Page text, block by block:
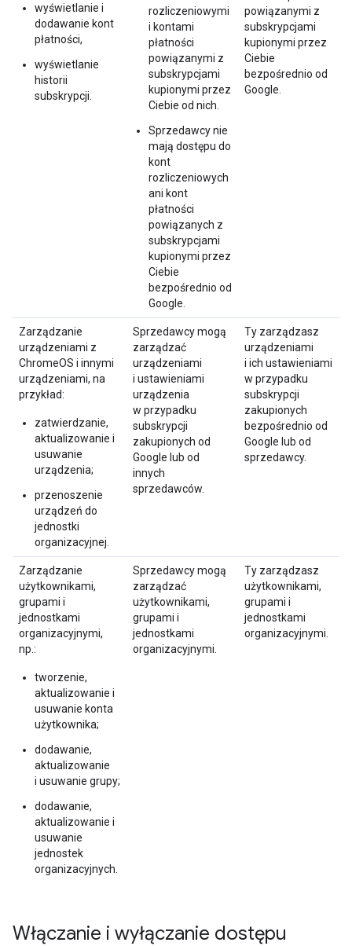
wyświetlanie i
dodawanie kont
płatności,
wyświetlanie
historii
subskrypcji.
rozliczeniowymi
i kontami
płatności
powiązanymi z
subskrypcjami
kupionymi przez
Ciebie od nich.
Sprzedawcy nie
mają dostępu do
kont
rozliczeniowych
ani kont
płatności
powiązanych z
subskrypcjami
kupionymi przez
Ciebie
bezpośrednio od
Google.
powiązanymi z
subskrypcjami
kupionymi przez
Ciebie
bezpośrednio od
Google.
Zarządzanie
urządzeniami z
ChromeOS i innymi
urządzeniami, na
przykład:
zatwierdzanie,
aktualizowanie i
usuwanie
urządzenia;
przenoszenie
urządzeń do
jednostki
organizacyjnej.
Sprzedawcy mogą
zarządzać
urządzeniami
i ustawieniami
urządzenia
w przypadku
subskrypcji
zakupionych od
Google lub od
innych
sprzedawców.
Ty zarządzasz
urządzeniami
i ich ustawieniami
w przypadku
subskrypcji
zakupionych
bezpośrednio od
Google lub od
sprzedawcy.
Zarządzanie
użytkownikami,
grupami i
jednostkami
organizacyjnymi,
np.:
tworzenie,
aktualizowanie i
usuwanie konta
użytkownika;
dodawanie,
aktualizowanie
i usuwanie grupy;
dodawanie,
aktualizowanie i
usuwanie
jednostek
organizacyjnych.
Sprzedawcy mogą
zarządzać
użytkownikami,
grupami i
jednostkami
organizacyjnymi.
Ty zarządzasz
użytkownikami,
grupami i
jednostkami
organizacyjnymi.
Włączanie i wyłączanie dostępu